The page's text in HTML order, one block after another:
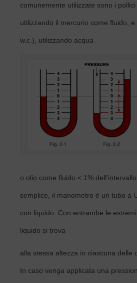
comunemente utilizzate sono i
utilizzando il mercurio come fluido, e
w.c.), utilizzando acqua
o olio come fluido.< 1%
semplice, il manometro è un tubo a
con liquido. Con entrambe le
liquido si trova
alla stessa altezza in ciascuna delle
In caso venga applicata una